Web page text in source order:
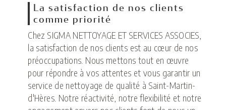
La satisfaction de nos clients
comme priorité
Chez SIGMA NETTOYAGE ET SERVICES ASSOCIES,
la satisfaction de nos clients est au cœur de nos
préoccupations. Nous mettons tout en œuvre
pour répondre à vos attentes et vous garantir un
service de nettoyage de qualité à Saint-Martin-
d'Hères. Notre réactivité, notre flexibilité et notre